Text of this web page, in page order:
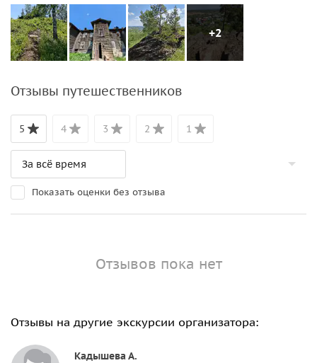
+2
Отзывы путешественников
5 4 3 2 1
Показать оценки без отзыва
Отзывов пока нет
Отзывы на другие экскурсии организатора:
Кадышева А.